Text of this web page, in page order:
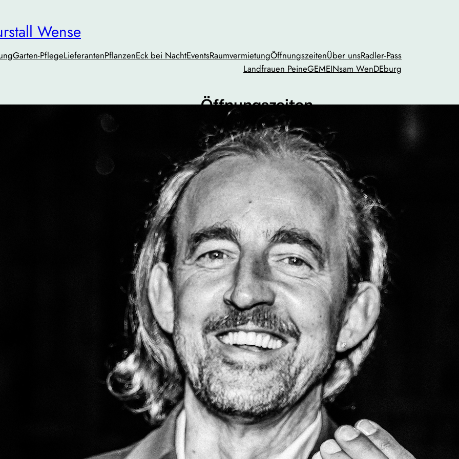
Wense
Garten-PflegeLieferantenPflanzenEck bei NachtEventsRaumvermietungÖffnungszeitenÜber unsRadler-Pass
Landfrauen PeineGEMEINsam WenDEburg
Öffnungszeiten
Mo. – Mi.geschlossen
Do. – Fr.10:00 bis 13:00 und 14:30 bis 18:00
Sa.10:00 bis 16:00
Oder nach Vereinbarung
Tel.:0179 / 599 64 25
Sperrung K69
Wegen des Neubaus unserer Ersebrücke ist die
Wenser Allee (K69) als Zufahrt von der B214 nach
Wense voll gesperrt. (Umleitungskarte in voller Größe
hier)